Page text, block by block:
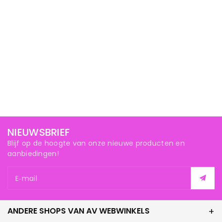
NIEUWSBRIEF
Blijf op de hoogte van onze nieuwe producten en
aanbiedingen!
E‑mail
ANDERE SHOPS VAN AV WEBWINKELS